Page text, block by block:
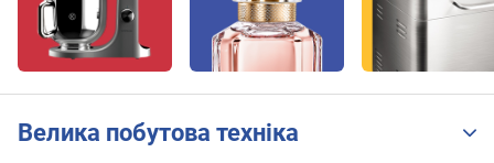
Велика побутова техніка